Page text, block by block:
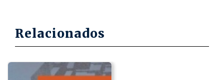
Relacionados